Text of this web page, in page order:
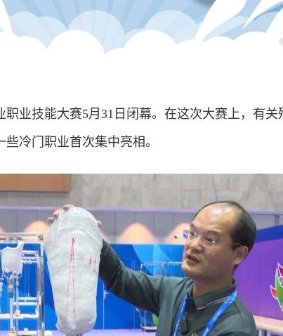
职业技能大赛5月31日闭幕。在这次大赛上，有关
冷门职业首次集中亮相。